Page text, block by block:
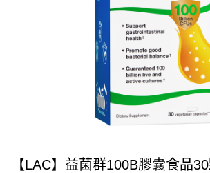
【LAC】益菌群100B膠囊食品